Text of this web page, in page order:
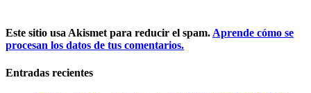
Este sitio usa Akismet para reducir el spam.Aprende cómo se
procesan los datos de tus comentarios.
Entradas recientes